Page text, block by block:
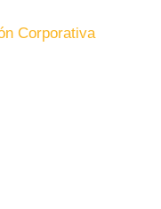
Corporativa